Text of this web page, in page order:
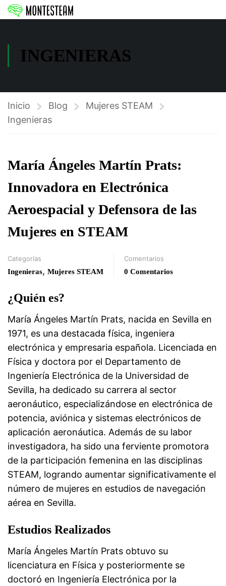
INGENIERAS
Inicio Blog
Mujeres STEAM
Ingenieras
María Ángeles Martín Prats:
Innovadora en Electrónica
Aeroespacial y Defensora de las
Mujeres en STEAM
Categorías
Ingenieras, Mujeres STEAM
Comentarios
0 Comentarios
¿Quién es?
María Ángeles Martín Prats, nacida en Sevilla en
1971, es una destacada física, ingeniera
electrónica y empresaria española. Licenciada en
Física y doctora por el Departamento de
Ingeniería Electrónica de la Universidad de
Sevilla, ha dedicado su carrera al sector
aeronáutico, especializándose en electrónica de
potencia, aviónica y sistemas electrónicos de
aplicación aeronáutica. Además de su labor
investigadora, ha sido una ferviente promotora
de la participación femenina en las disciplinas
STEAM, logrando aumentar significativamente el
número de mujeres en estudios de navegación
aérea en Sevilla.
Estudios Realizados
María Ángeles Martín Prats obtuvo su
licenciatura en Física y posteriormente se
doctoró en Ingeniería Electrónica por la